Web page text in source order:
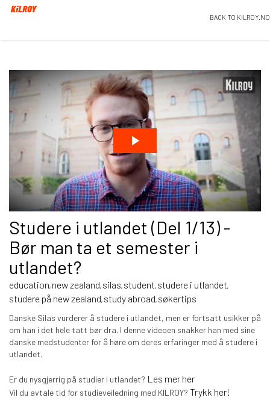
BACK TO KILROY.NO
Studere i utlandet (Del 1/13) -
Bør man ta et semester i
utlandet?
education, new zealand, silas, student, studere i utlandet,
studere på new zealand, study abroad, søkertips
Danske Silas vurderer å studere i utlandet, men er fortsatt usikker på
om han i det hele tatt bør dra. I denne videoen snakker han med sine
danske medstudenter for å høre om deres erfaringer med å studere i
utlandet.
Er du nysgjerrig på studier i utlandet? Les mer her
Vil du avtale tid for studieveiledning med KILROY? Trykk her!